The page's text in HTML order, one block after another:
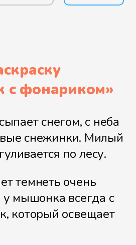
фонариком»
снегом, с неба
снежинки. Милый
по лесу.
темнеть очень
у мышонка всегда с
который освещает